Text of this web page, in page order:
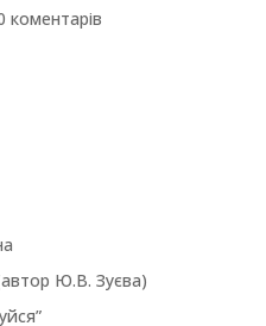
коментарів
Ю.В. Зуєва)